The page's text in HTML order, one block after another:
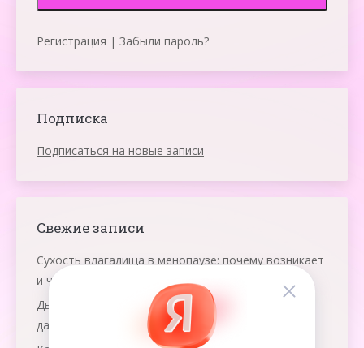
Регистрация | Забыли пароль?
Подписка
Подписаться на новые записи
Свежие записи
Сухость влагалища в менопаузе: почему возникает
и что помогает
Дыхание яичниками: что это и как работает эта
даосская практика